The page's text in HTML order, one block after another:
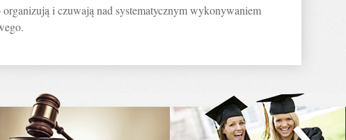
i czuwają nad systematycznym wykonywaniem